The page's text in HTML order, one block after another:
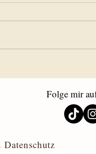
eine neue Welt -
der geistigen
2021
Folge mir